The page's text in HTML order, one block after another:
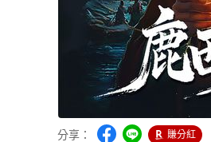
分享： 賺分紅